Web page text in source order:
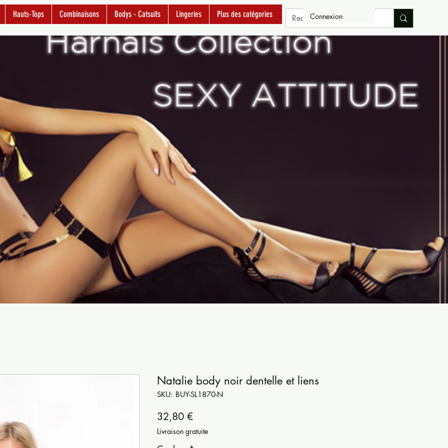
Hauts-Tops Combinaisons Bodys - Catsuits Lingeries Plus des catégories Connexion
Natalie body noir dentelle et liens
SKU: BUY-SL1870-N
32,80 €Prezzo
Livraison gratuite